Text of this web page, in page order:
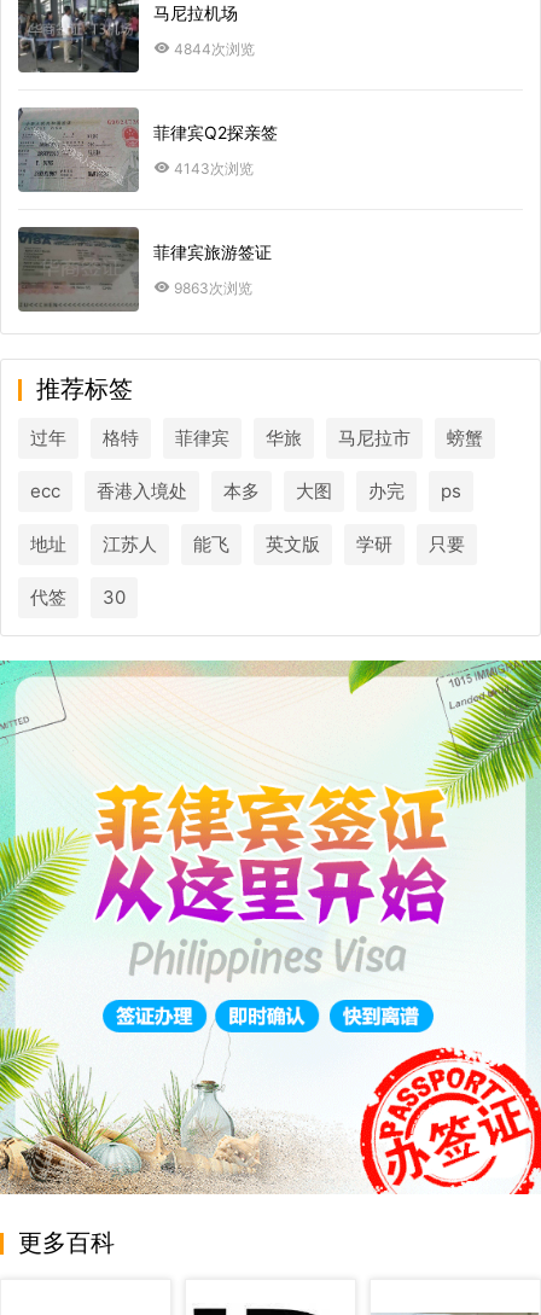
马尼拉机场
4844次浏览
菲律宾Q2探亲签
4143次浏览
菲律宾旅游签证
9863次浏览
推荐标签
过年 格特 菲律宾 华旅 马尼拉市 螃蟹
ecc 香港入境处 本多 大图 办完 ps
地址 江苏人 能飞 英文版 学研 只要
代签 30
更多百科